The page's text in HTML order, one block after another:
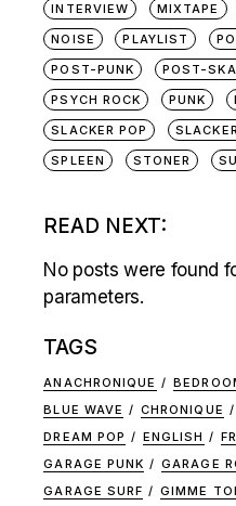
INTERVIEW
MIXTAPE
NOISE
PLAYLIST
POST-PUNK
POST-
PSYCH ROCK
PUNK
SLACKER POP
SPLEEN
STONER
READ NEXT:
No posts were found
parameters.
TAGS
ANACHRONIQUE
BLUE WAVE
CHRONIQUE
DREAM POP
ENGLISH
GARAGE PUNK
GARAGE
GARAGE SURF
GIMME